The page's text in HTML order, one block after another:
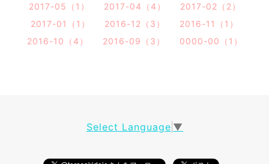
2017-05（1）
2017-04（4）
2017-02（2）
2017-01（1）
2016-12（3）
2016-11（1）
2016-10（4）
2016-09（3） 0000-00（1）
Select Language ▼